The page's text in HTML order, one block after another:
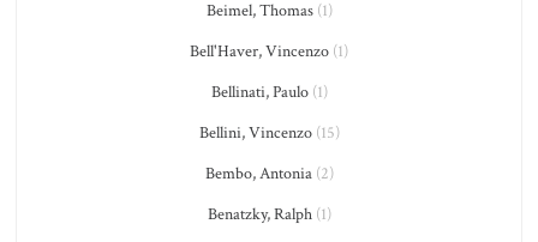
Beimel, Thomas(1)
Bell'Haver, Vincenzo (1)
Bellinati, Paulo(1)
Bellini, Vincenzo(15)
Bembo, Antonia(2)
Benatzky, Ralph(1)